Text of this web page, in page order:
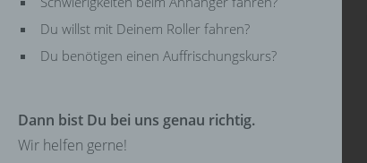
Du willst mit Deinem Roller fahren?
Du benötigen einen Auffrischungskurs?
Dann bist Du bei uns genau richtig.
Wir helfen gerne!